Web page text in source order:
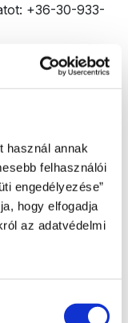
használ annak
felhasználói
engedélyezése”
hogy elfogadja
az adatvédelmi
+36-30-933-
megfelelően
okozhat és
3, maximum 6
ÁNTSZ is előír,
hogy
megadott
kizárólag